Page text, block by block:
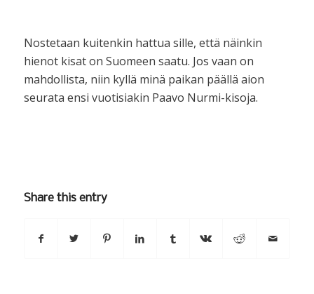
Nostetaan kuitenkin hattua sille, että näinkin
hienot kisat on Suomeen saatu. Jos vaan on
mahdollista, niin kyllä minä paikan päällä aion
seurata ensi vuotisiakin Paavo Nurmi-kisoja.
Share this entry